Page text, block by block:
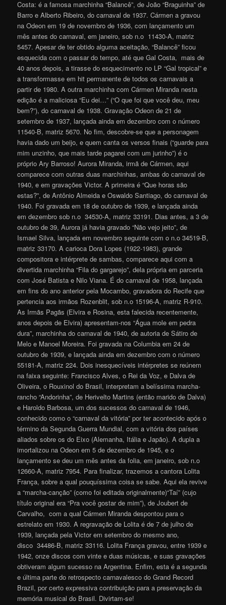
Costa: é a famosa marchinha “Balancê”, de João “Braguinha” de
Barro e Alberto Ribeiro, do carnaval de 1937. Cármen a gravou
na Odeon em 19 de novembro de 1936, com lançamento um
mês antes do carnaval, em janeiro, sob n.o 11430-A, matriz
5457. Apesar de ter obtido alguma aceitação, “Balancê” ficou
esquecida com o passar do tempo, até que Gal Costa, mais de
40 anos depois, a tirasse do esquecimento no LP “Gal tropical” e
a transformasse em hit permanente de todos os carnavais a
partir de 1980. A outra marchinha com Cármen Miranda nesta
edição é a maliciosa “Eu dei…” (“O que foi que você deu, meu
bem?”), do carnaval de 1938. Gravação Odeon de 21 de
setembro de 1937, lançada ainda em dezembro com o número
11540-B, matriz 5670. No fim, descobre-se que a personagem
havia dado um beijo, e quem canta os versos finais (“guarde para
mim unzinho, que mais tarde pagarei com um jurinho”) é o
próprio Ary Barroso! Aurora Miranda, irmã de Cármen, aqui
comparece com outras duas marchinhas, ambas do carnaval de
1940, e em gravações Victor. A primeira é “Que horas são
estas?”, de Antônio Almeida e Oswaldo Santiago, do carnaval de
1940. Foi gravada em 18 de outubro de 1939, e lançada ainda
em dezembro sob n.o 34530-A, matriz 33191. Dias antes, a 3 de
outubro de 39, Aurora já havia gravado “Não vejo jeito”, de
Ismael Silva, lançada em novembro seguinte com o n.o 34519-B,
matriz 33170. A carioca Dora Lopes (1922-1983), grande
compositora e intérprete de sambas, comparece aqui com a
divertida marchinha “Fila do gargarejo”, dela própria em parceria
com José Batista e Nilo Viana. É do carnaval de 1958, lançada
em fins do ano anterior pela Mocambo, gravadora do Recife que
pertencia aos irmãos Rozenblit, sob n.o 15196-A, matriz R-910.
As Irmãs Pagãs (Elvira e Rosina, esta falecida recentemente,
anos depois de Elvira) apresentam-nos “Água mole em pedra
dura”, marchinha do carnaval de 1940, de autoria de Sátiro de
Melo e Manoel Moreira. Foi gravada na Columbia em 24 de
outubro de 1939, e lançada ainda em dezembro com o número
55181-A, matriz 224. Dois inesquecíveis intérpretes se reúnem
na faixa seguinte: Francisco Alves, o Rei da Voz, e Dalva de
Oliveira, o Rouxinol do Brasil, interpretam a belíssima marcha-
rancho “Andorinha”, de Herivelto Martins (então marido de Dalva)
e Haroldo Barbosa, um dos sucessos do carnaval de 1946,
conhecido como o “carnaval da vitória” por ter acontecido após o
término da Segunda Guerra Mundial, com a vitória dos países
aliados sobre os do Eixo (Alemanha, Itália e Japão). A dupla a
imortalizou na Odeon em 5 de dezembro de 1945, e o
lançamento se deu um mês antes da folia, em janeiro, sob n.o
12660-A, matriz 7954. Para finalizar, trazemos a cantora Lolita
França, sobre a qual pouquíssima coisa se sabe. Aqui ela revive
a “marcha-canção” (como foi editada originalmente)“Taí” (cujo
título original era “Pra você gostar de mim”), de Joubert de
Carvalho, com a qual Cármen Miranda despontou para o
estrelato em 1930. A regravação de Lolita é de 7 de julho de
1939, lançada pela Victor em setembro do mesmo ano,
disco 34486-B, matriz 33116. Lolita França gravou, entre 1939 e
1942, onze discos com vinte e duas músicas, e suas gravações
obtiveram algum sucesso na Argentina. Enfim, esta é a segunda
e última parte do retrospecto carnavalesco do Grand Record
Brazil, por certo expressiva contribuição para a preservação da
memória musical do Brasil. Divirtam-se!